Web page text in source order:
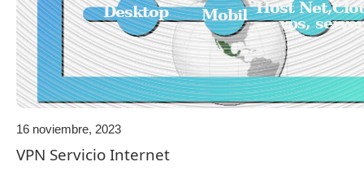
16 noviembre, 2023
VPN Servicio Internet